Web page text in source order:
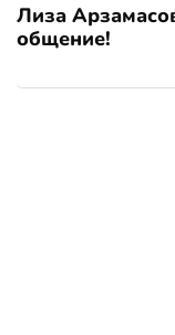
Лиза
общение!